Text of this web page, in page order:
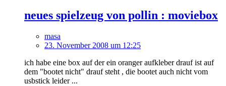
neues spielzeug von pollin : moviebox
masa
23. November 2008 um 12:25
ich habe eine box auf der ein oranger aufkleber drauf ist auf
dem "bootet nicht" drauf steht , die bootet auch nicht vom
usbstick leider ...